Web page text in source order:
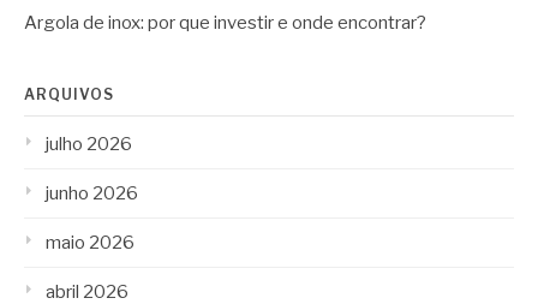
Argola de inox: por que investir e onde encontrar?
ARQUIVOS
julho 2026
junho 2026
maio 2026
abril 2026